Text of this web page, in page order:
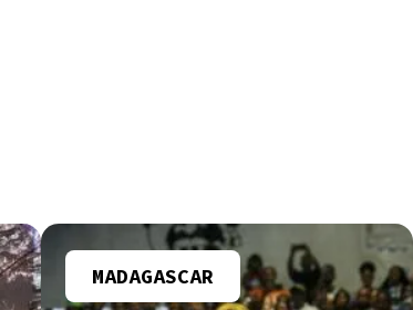
MADAGASCAR